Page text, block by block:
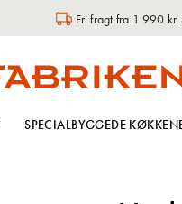
Fri fragt fra 1 990 kr.
SPECIALBYGGEDE